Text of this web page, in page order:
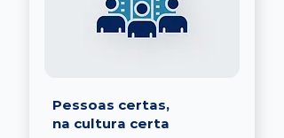
Pessoas certas,
na cultura certa